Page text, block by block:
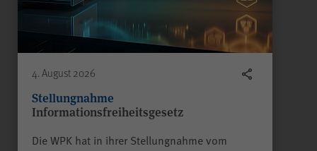
4. August 2026
Stellungnahme
Informationsfreiheitsgesetz
Die WPK hat in ihrer Stellungnahme vom
Anbieter WPK
Laufzeit
Gilt nur für den